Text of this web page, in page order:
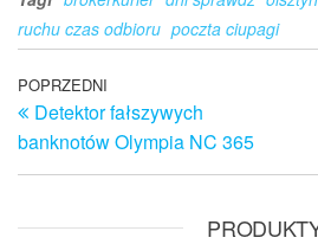
ruchu czas odbioru poczta ciupagi
Nawigacja
wpisu
Poprzedni
wpis
POPRZEDNI
Detektor fałszywych
banknotów Olympia NC 365